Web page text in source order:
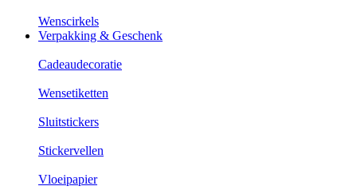
Wenscirkels
Verpakking & Geschenk
Cadeaudecoratie
Wensetiketten
Sluitstickers
Stickervellen
Vloeipapier